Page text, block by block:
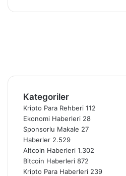
Kategoriler
Kripto Para Rehberi 112
Ekonomi Haberleri 28
Sponsorlu Makale 27
Haberler 2.529
Altcoin Haberleri 1.302
Bitcoin Haberleri 872
Kripto Para Haberleri 239